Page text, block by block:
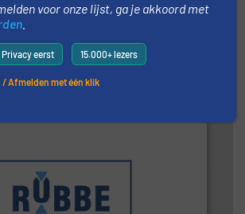
voor de voedings-, dairy,
chemische, farmaceutische,
en biomassa industrieën.
voor onze lijst, ga je akkoord met
Privacy eerst 15.000+ lezers
/ Afmelden met één klik